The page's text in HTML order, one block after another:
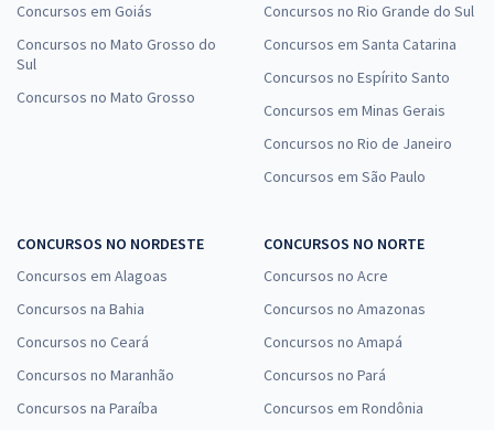
Concursos em Goiás
Concursos no Mato Grosso do
Sul
Concursos no Mato Grosso
Concursos no Rio Grande do Sul
Concursos em Santa Catarina
Concursos no Espírito Santo
Concursos em Minas Gerais
Concursos no Rio de Janeiro
Concursos em São Paulo
CONCURSOS NO NORDESTE
Concursos em Alagoas
Concursos na Bahia
Concursos no Ceará
Concursos no Maranhão
Concursos na Paraíba
CONCURSOS NO NORTE
Concursos no Acre
Concursos no Amazonas
Concursos no Amapá
Concursos no Pará
Concursos em Rondônia